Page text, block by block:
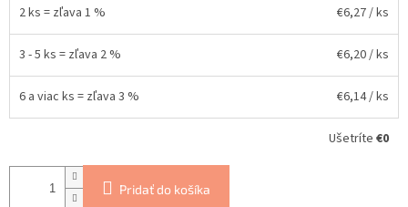
2 ks = zľava 1 % €6,27/ ks
3 - 5 ks = zľava 2 % €6,20/ ks
6 a viac ks = zľava 3 % €6,14/ ks
Ušetríte €0
Pridať do košíka